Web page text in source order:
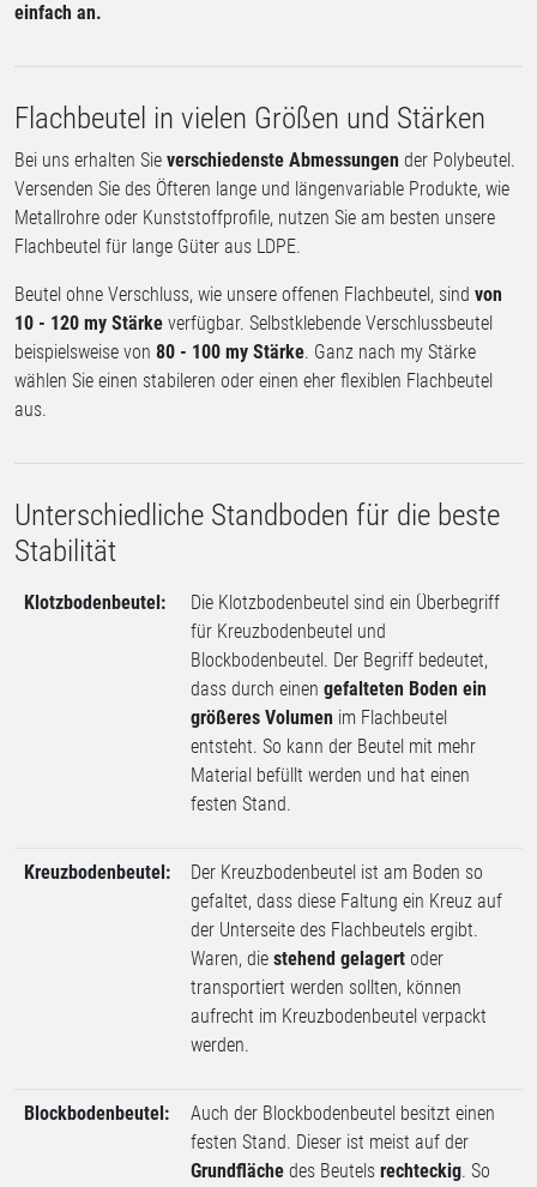
einfach an.
Flachbeutel in vielen Größen und Stärken
Bei uns erhalten Sie verschiedenste Abmessungen der Polybeutel.
Versenden Sie des Öfteren lange und längenvariable Produkte, wie
Metallrohre oder Kunststoffprofile, nutzen Sie am besten unsere
Flachbeutel für lange Güter aus LDPE.
Beutel ohne Verschluss, wie unsere offenen Flachbeutel, sind von
10 - 120 my Stärke verfügbar. Selbstklebende Verschlussbeutel
beispielsweise von 80 - 100 my Stärke. Ganz nach my Stärke
wählen Sie einen stabileren oder einen eher flexiblen Flachbeutel
aus.
Unterschiedliche Standboden für die beste
Stabilität
Klotzbodenbeutel:
Die Klotzbodenbeutel sind ein Überbegriff
für Kreuzbodenbeutel und
Blockbodenbeutel. Der Begriff bedeutet,
dass durch einen gefalteten Boden ein
größeres Volumen im Flachbeutel
entsteht. So kann der Beutel mit mehr
Material befüllt werden und hat einen
festen Stand.
Kreuzbodenbeutel:
Der Kreuzbodenbeutel ist am Boden so
gefaltet, dass diese Faltung ein Kreuz auf
der Unterseite des Flachbeutels ergibt.
Waren, die stehend gelagert oder
transportiert werden sollten, können
aufrecht im Kreuzbodenbeutel verpackt
werden.
Blockbodenbeutel:
Auch der Blockbodenbeutel besitzt einen
festen Stand. Dieser ist meist auf der
Grundfläche des Beutels rechteckig. So